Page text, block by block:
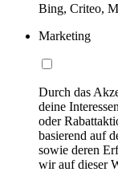
Bing, Criteo,
Marketing
Durch das
deine
oder
basierend auf
sowie deren
wir auf dieser